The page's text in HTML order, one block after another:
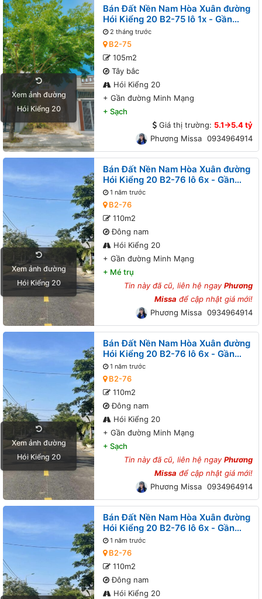
Xem ảnh đường
Hói Kiểng 20
Bán Đất Nền Nam Hòa Xuân đường
Hói Kiểng 20 B2-75 lô 1x - Gần
đường Minh Mạng
2 tháng trước
B2-75
105m2
Tây bắc
Hói Kiểng 20
+ Gần đường Minh Mạng
+ Sạch
Giá thị trường: 5.1->5.4 tỷ
Phương Missa 0934964914
Xem ảnh đường
Hói Kiểng 20
Bán Đất Nền Nam Hòa Xuân đường
Hói Kiểng 20 B2-76 lô 6x - Gần
đường Minh Mạng
1 năm trước
B2-76
110m2
Đông nam
Hói Kiểng 20
+ Gần đường Minh Mạng
+ Mé trụ
Tin này đã cũ, liên hệ ngayPhương
Missa để cập nhật giá mới!
Phương Missa 0934964914
Xem ảnh đường
Hói Kiểng 20
Bán Đất Nền Nam Hòa Xuân đường
Hói Kiểng 20 B2-76 lô 6x - Gần
đường Minh Mạng
1 năm trước
B2-76
110m2
Đông nam
Hói Kiểng 20
+ Gần đường Minh Mạng
+ Sạch
Tin này đã cũ, liên hệ ngayPhương
Missa để cập nhật giá mới!
Phương Missa 0934964914
Bán Đất Nền Nam Hòa Xuân đường
Hói Kiểng 20 B2-76 lô 6x - Gần
đường Minh Mạng
1 năm trước
B2-76
110m2
Đông nam
Hói Kiểng 20